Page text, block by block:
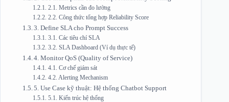
2.1. Metrics cần đo lường
2.2. Công thức tổng hợp Reliability Score
3. Define SLA cho Prompt Success
3.1. Các tiêu chí SLA
3.2. SLA Dashboard (Ví dụ thực tế)
4. Monitor QoS (Quality of Service)
4.1. Cơ chế giám sát
4.2. Alerting Mechanism
5. Use Case kỹ thuật: Hệ thống Chatbot Support
5.1. Kiến trúc hệ thống